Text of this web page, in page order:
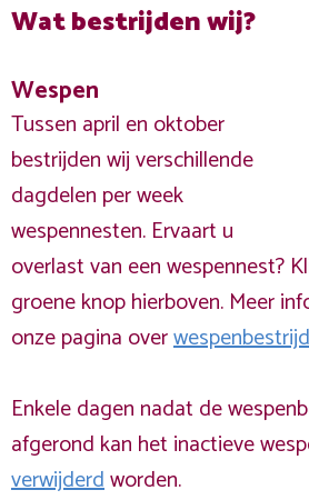
Wat bestrijden wij?
Wespen
Tussen april en oktober
bestrijden wij verschillende
dagdelen per week
wespennesten. Ervaart u
overlast van een wespennest?
groene knop hierboven. Meer
onze pagina over
Enkele dagen nadat de
afgerond kan het inactieve
verwijderdworden.